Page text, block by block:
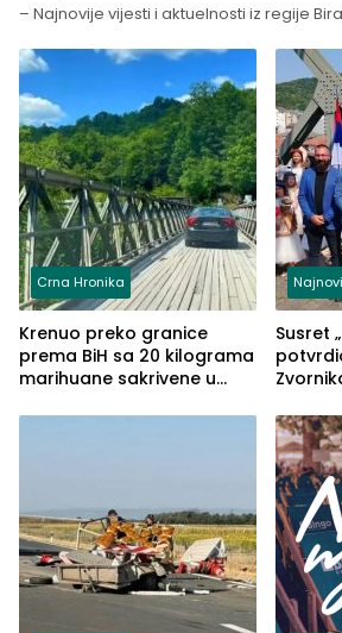
– Najnovije vijesti i aktuelnosti iz regije
Crna Hronika
Krenuo preko granice
prema BiH sa 20 kilograma
marihuane sakrivene u
Susret